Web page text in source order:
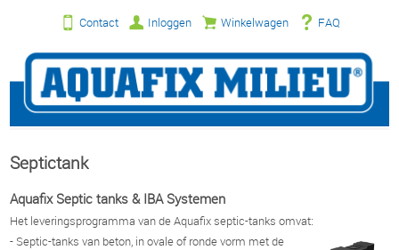
Contact Inloggen Winkelwagen FAQ
Septictank
Aquafix Septic tanks & IBA Systemen
Het leveringsprogramma van de Aquafix septic-tanks omvat:
- Septic-tanks van beton, in ovale of ronde vorm met de